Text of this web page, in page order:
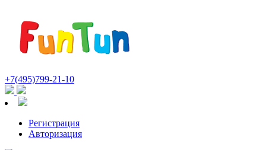
+7(495)799-21-10
Регистрация
Авторизация